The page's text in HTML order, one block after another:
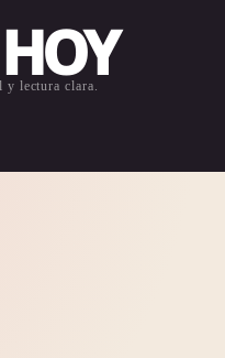
lectura clara.